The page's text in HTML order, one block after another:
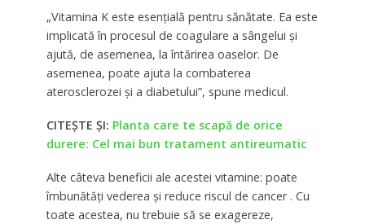
„Vitamina K este esențială pentru sănătate. Ea este
implicată în procesul de coagulare a sângelui și
ajută, de asemenea, la întărirea oaselor. De
asemenea, poate ajuta la combaterea
aterosclerozei și a diabetului”, spune medicul.
CITEȘTE ȘI: Planta care te scapă de orice
durere: Cel mai bun tratament antireumatic
Alte câteva beneficii ale acestei vitamine: poate
îmbunătăți vederea și reduce riscul de cancer . Cu
toate acestea, nu trebuie să se exagereze,